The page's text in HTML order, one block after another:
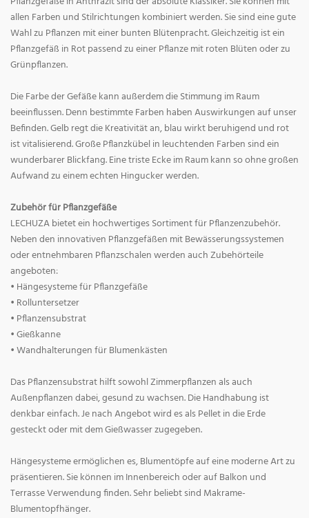
allen Farben und Stilrichtungen kombiniert werden. Sie sind eine gute
Wahl zu Pflanzen mit einer bunten Blütenpracht. Gleichzeitig ist ein
Pflanzgefäß in Rot passend zu einer Pflanze mit roten Blüten oder zu
Grünpflanzen.
Die Farbe der Gefäße kann außerdem die Stimmung im Raum
beeinflussen. Denn bestimmte Farben haben Auswirkungen auf unser
Befinden. Gelb regt die Kreativität an, blau wirkt beruhigend und rot
ist vitalisierend. Große Pflanzkübel in leuchtenden Farben sind ein
wunderbarer Blickfang. Eine triste Ecke im Raum kann so ohne großen
Aufwand zu einem echten Hingucker werden.
Zubehör für Pflanzgefäße
LECHUZA bietet ein hochwertiges Sortiment für Pflanzenzubehör.
Neben den innovativen Pflanzgefäßen mit Bewässerungssystemen
oder entnehmbaren Pflanzschalen werden auch Zubehörteile
angeboten:
• Hängesysteme für Pflanzgefäße
• Rolluntersetzer
• Pflanzensubstrat
• Gießkanne
• Wandhalterungen für Blumenkästen
Das Pflanzensubstrat hilft sowohl Zimmerpflanzen als auch
Außenpflanzen dabei, gesund zu wachsen. Die Handhabung ist
denkbar einfach. Je nach Angebot wird es als Pellet in die Erde
gesteckt oder mit dem Gießwasser zugegeben.
Hängesysteme ermöglichen es, Blumentöpfe auf eine moderne Art zu
präsentieren. Sie können im Innenbereich oder auf Balkon und
Terrasse Verwendung finden. Sehr beliebt sind Makrame-
Blumentopfhänger.